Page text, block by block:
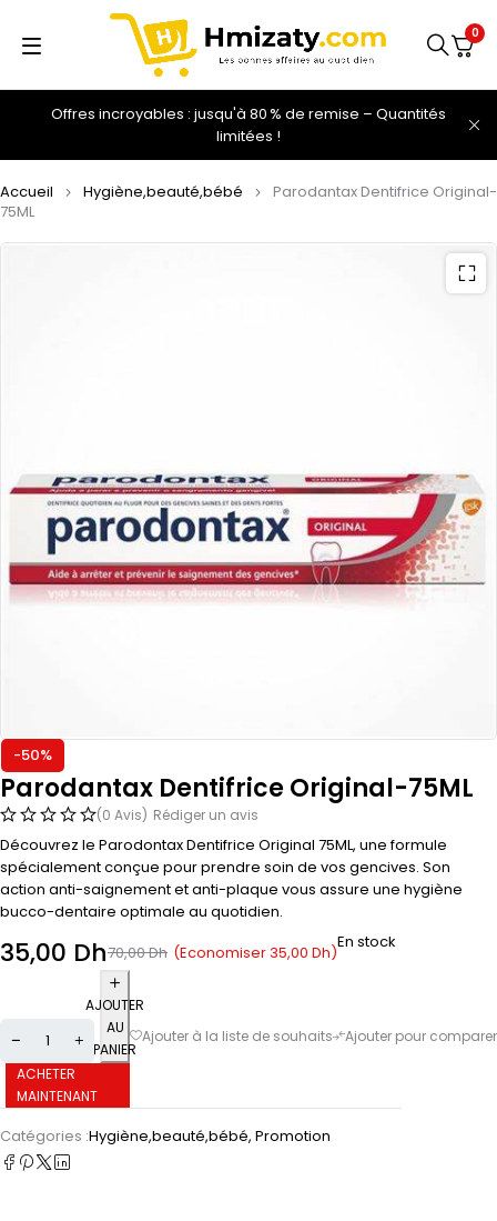
Offres incroyables : jusqu'à 80 % de remise – Quantités
limitées !
0
Accueil Hygiène,beauté,bébé
Parodantax Dentifrice Original-
75ML
-50%
Parodantax Dentifrice Original-75ML
(0 Avis) Rédiger un avis
Découvrez le Parodontax Dentifrice Original 75ML, une formule
spécialement conçue pour prendre soin de vos gencives. Son
action anti-saignement et anti-plaque vous assure une hygiène
bucco-dentaire optimale au quotidien.
70,00Dh
35,00 Dh (Economiser35,00 Dh)En stock
AJOUTER
AU
PANIER
ACHETER
MAINTENANT
Catégories :Hygiène,beauté,bébé, Promotion